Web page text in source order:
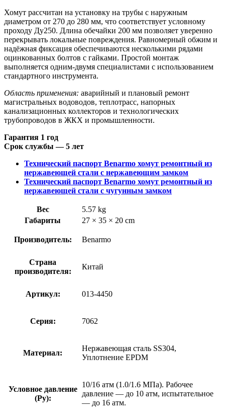
Хомут рассчитан на установку на трубы с наружным
диаметром от 270 до 280 мм, что соответствует условному
проходу Ду250. Длина обечайки 200 мм позволяет уверенно
перекрывать локальные повреждения. Равномерный обжим и
надёжная фиксация обеспечиваются несколькими рядами
оцинкованных болтов с гайками. Простой монтаж
выполняется одним-двумя специалистами с использованием
стандартного инструмента.
Область применения: аварийный и плановый ремонт
магистральных водоводов, теплотрасс, напорных
канализационных коллекторов и технологических
трубопроводов в ЖКХ и промышленности.
Гарантия 1 год
Срок службы — 5 лет
Технический паспорт Benarmo хомут ремонтный из
нержавеющей стали с нержавеющим замком
Технический паспорт Benarmo хомут ремонтный из
нержавеющей стали с чугунным замком
Вес
5.57 kg
Габариты
27 × 35 × 20 cm
Производитель: Benarmo
Страна
производителя:
Китай
Артикул: 013-4450
Серия: 7062
Материал:
Нержавеющая сталь SS304,
Уплотнение EPDM
Условное давление
(Ру):
10/16 атм (1.0/1.6 МПа). Рабочее
давление — до 10 атм, испытательное
— до 16 атм.